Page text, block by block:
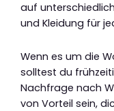
auf
und Kleidung für
Wenn es um die
solltest du
Nachfrage nach
von Vorteil sein,